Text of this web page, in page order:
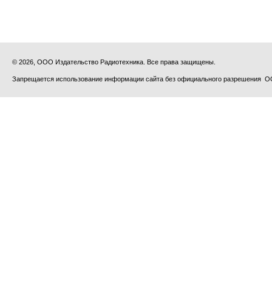
© 2026, ООО Издательство Радиотехника. Все права защищены.
Запрещается использование информации сайта без официального разрешения